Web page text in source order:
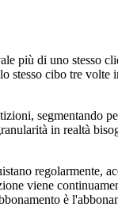
più di uno stesso
cibo tre
segmentando
in realtà
regolarmente,
viene
è